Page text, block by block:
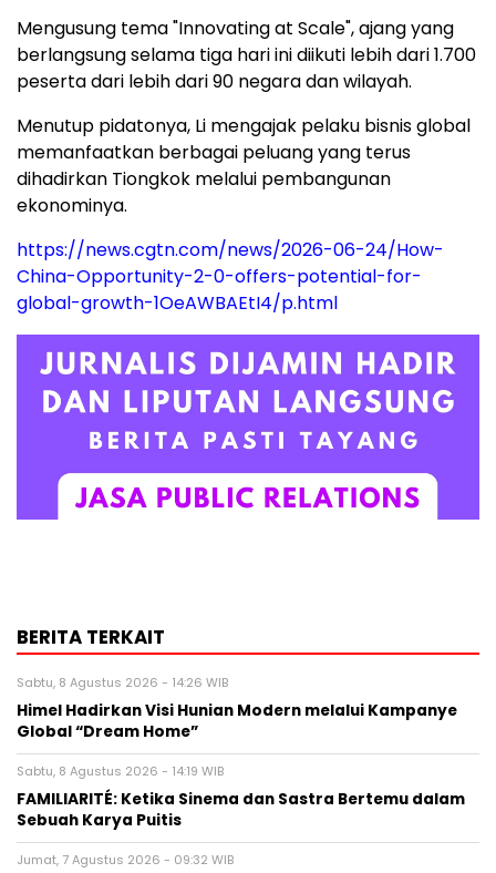
Mengusung tema "Innovating at Scale", ajang yang
berlangsung selama tiga hari ini diikuti lebih dari 1.700
peserta dari lebih dari 90 negara dan wilayah.
Menutup pidatonya, Li mengajak pelaku bisnis global
memanfaatkan berbagai peluang yang terus
dihadirkan Tiongkok melalui pembangunan
ekonominya.
https://news.cgtn.com/news/2026-06-24/How-
China-Opportunity-2-0-offers-potential-for-
global-growth-1OeAWBAEtI4/p.html
BERITA TERKAIT
Sabtu, 8 Agustus 2026 - 14:26 WIB
Himel Hadirkan Visi Hunian Modern melalui Kampanye
Global “Dream Home”
Sabtu, 8 Agustus 2026 - 14:19 WIB
FAMILIARITÉ: Ketika Sinema dan Sastra Bertemu dalam
Sebuah Karya Puitis
Jumat, 7 Agustus 2026 - 09:32 WIB